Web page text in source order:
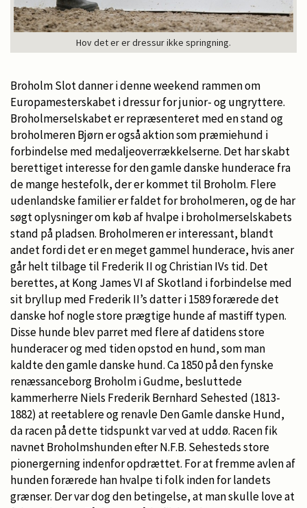
Hov det er er dressur ikke springning.
Broholm Slot danner i denne weekend rammen om
Europamesterskabet i dressur for junior- og ungryttere.
Broholmerselskabet er repræsenteret med en stand og
broholmeren Bjørn er også aktion som præmiehund i
forbindelse med medaljeoverrækkelserne. Det har skabt
berettiget interesse for den gamle danske hunderace fra
de mange hestefolk, der er kommet til Broholm. Flere
udenlandske familier er faldet for broholmeren, og de har
søgt oplysninger om køb af hvalpe i broholmerselskabets
stand på pladsen. Broholmeren er interessant, blandt
andet fordi det er en meget gammel hunderace, hvis aner
går helt tilbage til Frederik II og Christian IVs tid. Det
berettes, at Kong James VI af Skotland i forbindelse med
sit bryllup med Frederik II’s datter i 1589 forærede det
danske hof nogle store prægtige hunde af mastiff typen.
Disse hunde blev parret med flere af datidens store
hunderacer og med tiden opstod en hund, som man
kaldte den gamle danske hund. Ca 1850 på den fynske
renæssanceborg Broholm i Gudme, besluttede
kammerherre Niels Frederik Bernhard Sehested (1813-
1882) at reetablere og renavle Den Gamle danske Hund,
da racen på dette tidspunkt var ved at uddø. Racen fik
navnet Broholmshunden efter N.F.B. Sehesteds store
pionergerning indenfor opdrættet. For at fremme avlen af
hunden forærede han hvalpe ti folk inden for landets
grænser. Der var dog den betingelse, at man skulle love at